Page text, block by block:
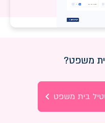
משפט?
בית משפט